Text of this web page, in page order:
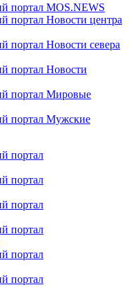
портал MOS.NEWS
портал Новости центра
портал Новости севера
портал Новости
портал Мировые
портал Мужские
портал
портал
портал
портал
портал
портал